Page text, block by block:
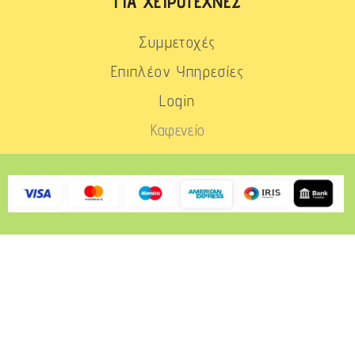
Συμμετοχές
Επιπλέον Υπηρεσίες
Login
Καφενείο